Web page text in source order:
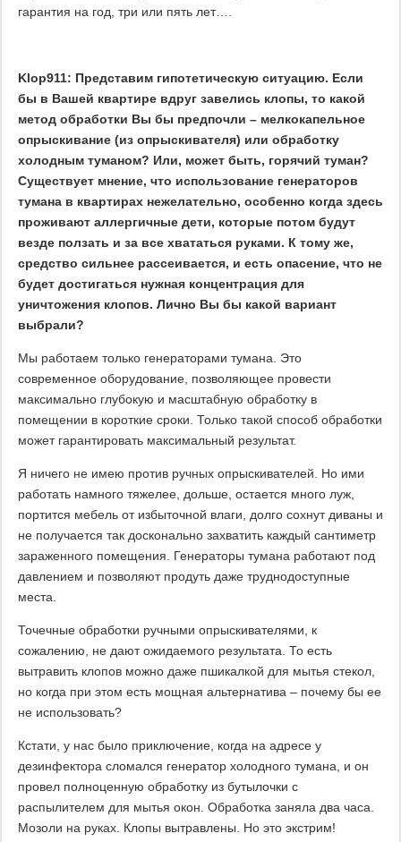
гарантия на год, три или пять лет….
Klop911: Представим гипотетическую ситуацию. Если
бы в Вашей квартире вдруг завелись клопы, то какой
метод обработки Вы бы предпочли – мелкокапельное
опрыскивание (из опрыскивателя) или обработку
холодным туманом? Или, может быть, горячий туман?
Существует мнение, что использование генераторов
тумана в квартирах нежелательно, особенно когда здесь
проживают аллергичные дети, которые потом будут
везде ползать и за все хвататься руками. К тому же,
средство сильнее рассеивается, и есть опасение, что не
будет достигаться нужная концентрация для
уничтожения клопов. Лично Вы бы какой вариант
выбрали?
Мы работаем только генераторами тумана. Это
современное оборудование, позволяющее провести
максимально глубокую и масштабную обработку в
помещении в короткие сроки. Только такой способ обработки
может гарантировать максимальный результат.
Я ничего не имею против ручных опрыскивателей. Но ими
работать намного тяжелее, дольше, остается много луж,
портится мебель от избыточной влаги, долго сохнут диваны и
не получается так досконально захватить каждый сантиметр
зараженного помещения. Генераторы тумана работают под
давлением и позволяют продуть даже труднодоступные
места.
Точечные обработки ручными опрыскивателями, к
сожалению, не дают ожидаемого результата. То есть
вытравить клопов можно даже пшикалкой для мытья стекол,
но когда при этом есть мощная альтернатива – почему бы ее
не использовать?
Кстати, у нас было приключение, когда на адресе у
дезинфектора сломался генератор холодного тумана, и он
провел полноценную обработку из бутылочки с
распылителем для мытья окон. Обработка заняла два часа.
Мозоли на руках. Клопы вытравлены. Но это экстрим!